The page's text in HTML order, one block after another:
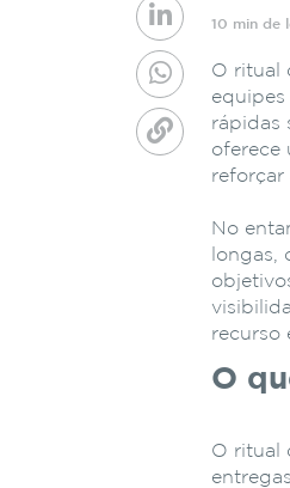
10 min de
O ritual
rápidas
oferece
reforçar
No
longas,
recurso
O
O ritual